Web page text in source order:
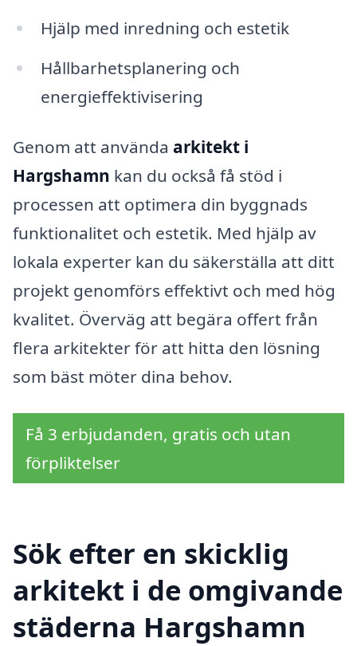
Hjälp med inredning och estetik
Hållbarhetsplanering och
energieffektivisering
Genom att använda arkitekt i
Hargshamn kan du också få stöd i
processen att optimera din byggnads
funktionalitet och estetik. Med hjälp av
lokala experter kan du säkerställa att ditt
projekt genomförs effektivt och med hög
kvalitet. Överväg att begära offert från
flera arkitekter för att hitta den lösning
som bäst möter dina behov.
Få 3 erbjudanden, gratis och utan
förpliktelser
Sök efter en skicklig
arkitekt i de omgivande
städerna Hargshamn